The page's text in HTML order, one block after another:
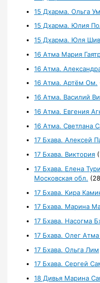
15 Дхарма. Ольга
15 Дхарма. Юлия
15 Дхарма. Юля
16 Атма Мария
16 Атма.
16 Атма. Артём Ом.
16 Атма. Василий
16 Атма. Евгения
16 Атма. Светлана
17 Бхава. Алексей
17 Бхава. Виктория
17 Бхава. Елена
Московская обл.
17 Бхава. Кира
17 Бхава. Марина
17 Бхава. Насогма
17 Бхава. Олег
17 Бхава. Ольга Лим
17 Бхава. Сергей
18 Дивья Марина